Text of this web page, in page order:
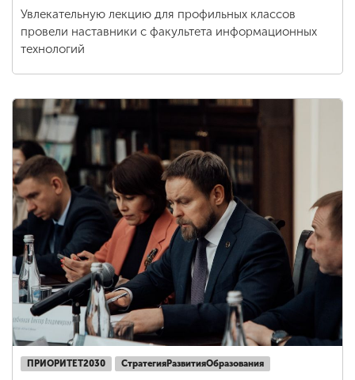
Увлекательную лекцию для профильных классов
провели наставники с факультета информационных
технологий
ПРИОРИТЕТ2030 СтратегияРазвитияОбразования